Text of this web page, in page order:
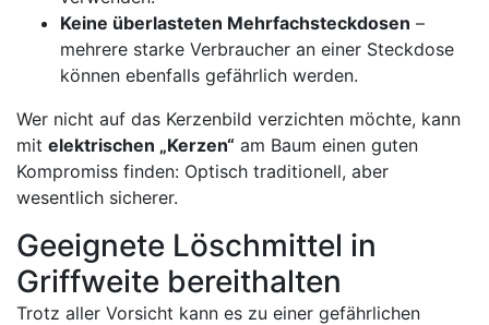
Keine überlasteten Mehrfachsteckdosen –
mehrere starke Verbraucher an einer Steckdose
können ebenfalls gefährlich werden.
Wer nicht auf das Kerzenbild verzichten möchte, kann
mit elektrischen „Kerzen“ am Baum einen guten
Kompromiss finden: Optisch traditionell, aber
wesentlich sicherer.
Geeignete Löschmittel in
Griffweite bereithalten
Trotz aller Vorsicht kann es zu einer gefährlichen